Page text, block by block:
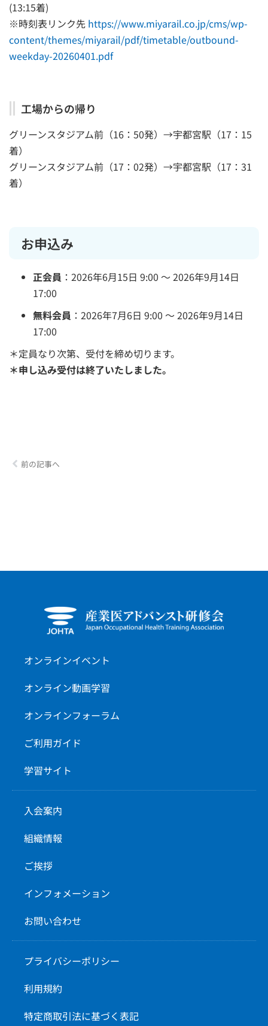
(13:15着)
※時刻表リンク先 https://www.miyarail.co.jp/cms/wp-
content/themes/miyarail/pdf/timetable/outbound-
weekday-20260401.pdf
工場からの帰り
グリーンスタジアム前（16：50発）→宇都宮駅（17：15
着）
グリーンスタジアム前（17：02発）→宇都宮駅（17：31
着）
お申込み
正会員 ：2026年6月15日 9:00 ～ 2026年9月14日
17:00
無料会員 ：2026年7月6日 9:00 ～ 2026年9月14日
17:00
＊定員なり次第、受付を締め切ります。
＊申し込み受付は終了いたしました。
前の記事へ
オンラインイベント
オンライン動画学習
オンラインフォーラム
ご利用ガイド
学習サイト
入会案内
組織情報
ご挨拶
インフォメーション
お問い合わせ
プライバシーポリシー
利用規約
特定商取引法に基づく表記